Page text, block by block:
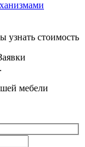
узнать стоимость
мебели